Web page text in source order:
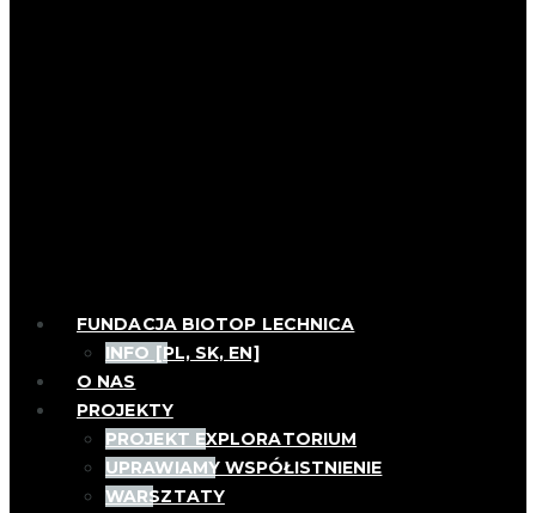
FUNDACJA BIOTOP LECHNICA
INFO [PL, SK, EN]
O NAS
PROJEKTY
PROJEKT EXPLORATORIUM
UPRAWIAMY WSPÓŁISTNIENIE
WARSZTATY